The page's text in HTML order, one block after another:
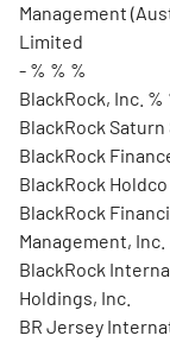
Management
Limited
- % % %
BlackRock, Inc. %
BlackRock Saturn
BlackRock
BlackRock Holdco
BlackRock
Management, Inc.
BlackRock
Holdings, Inc.
BR Jersey